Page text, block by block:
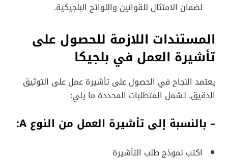
لضمان الامتثال للقوانين واللوائح البلجيكية.
المستندات اللازمة للحصول على
تأشيرة العمل في بلجيكا
يعتمد النجاح في الحصول على تأشيرة عمل على التوثيق
الدقيق. تشمل المتطلبات المحددة ما يلي:
– بالنسبة إلى تأشيرة العمل من النوع A:
اكتب نموذج طلب التأشيرة